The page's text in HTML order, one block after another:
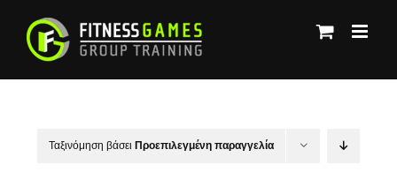
περιεχόμενο
Ταξινόμηση βάσει Προεπιλεγμένη παραγγελία